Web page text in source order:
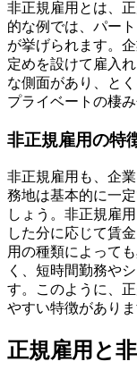
非正規雇用とは、
的な例では、パー
が挙げられます。
定めを設けて雇入
な側面があり、と
プライベートの棲
非正規雇用の特
非正規雇用も、企
務地は基本的に一
しょう。非正規雇
した分に応じて賃
用の種類によって
く、短時間勤務や
す。このように、
やすい特徴がありま
正規雇用と